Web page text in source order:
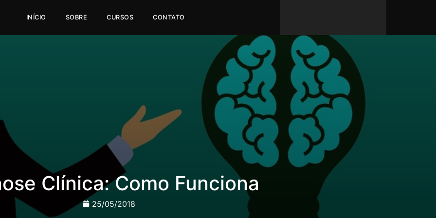
INÍCIO SOBRE CURSOS CONTATO
Clínica: Como Funciona
25/05/2018